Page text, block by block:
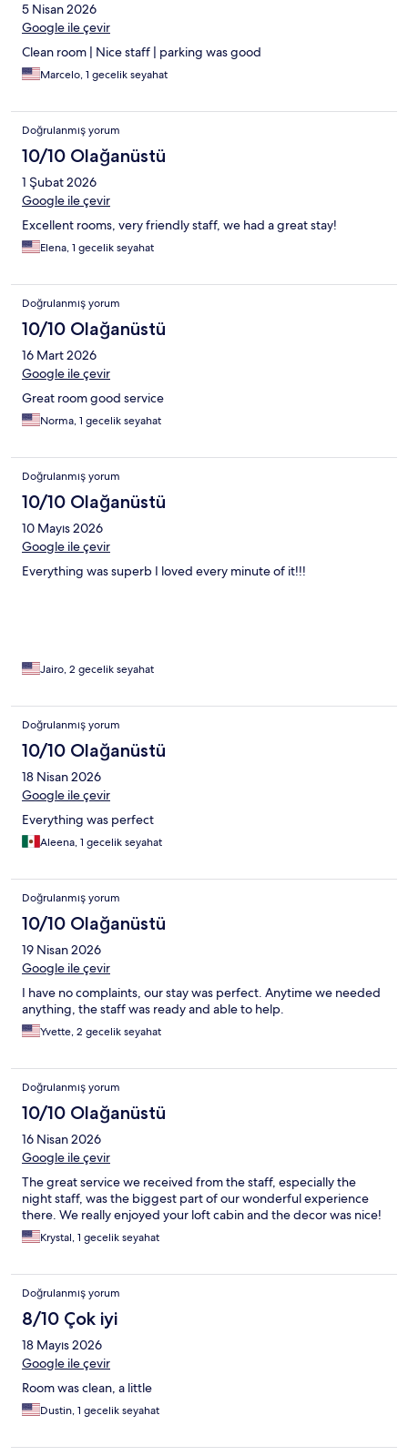
5 Nisan 2026
Google ile çevir
Clean room | Nice staff | parking was good
Marcelo, 1 gecelik seyahat
Doğrulanmış yorum
10/10 Olağanüstü
1 Şubat 2026
Google ile çevir
Excellent rooms, very friendly staff, we had a great stay!
Elena, 1 gecelik seyahat
Doğrulanmış yorum
10/10 Olağanüstü
16 Mart 2026
Google ile çevir
Great room good service
Norma, 1 gecelik seyahat
Doğrulanmış yorum
10/10 Olağanüstü
10 Mayıs 2026
Google ile çevir
Everything was superb I loved every minute of it!!!
Jairo, 2 gecelik seyahat
Doğrulanmış yorum
10/10 Olağanüstü
18 Nisan 2026
Google ile çevir
Everything was perfect
Aleena, 1 gecelik seyahat
Doğrulanmış yorum
10/10 Olağanüstü
19 Nisan 2026
Google ile çevir
I have no complaints, our stay was perfect. Anytime we needed
anything, the staff was ready and able to help.
Yvette, 2 gecelik seyahat
Doğrulanmış yorum
10/10 Olağanüstü
16 Nisan 2026
Google ile çevir
The great service we received from the staff, especially the
night staff, was the biggest part of our wonderful experience
there. We really enjoyed your loft cabin and the decor was nice!
Krystal, 1 gecelik seyahat
Doğrulanmış yorum
8/10 Çok iyi
18 Mayıs 2026
Google ile çevir
Room was clean, a little
Dustin, 1 gecelik seyahat